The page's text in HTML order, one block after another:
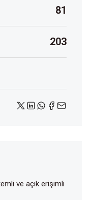
81
203
ve açık erişimli